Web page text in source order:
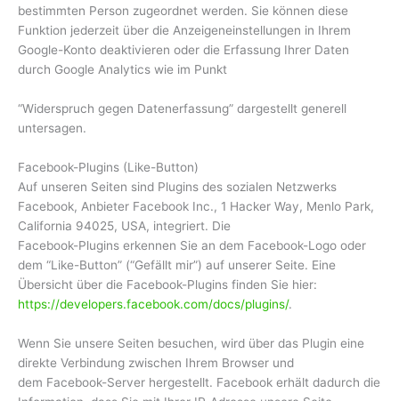
bestimmten Person zugeordnet werden. Sie können diese
Funktion jederzeit über die Anzeigeneinstellungen in Ihrem
Google-Konto deaktivieren oder die Erfassung Ihrer Daten
durch Google Analytics wie im Punkt
“Widerspruch gegen Datenerfassung” dargestellt generell
untersagen.
Facebook-Plugins (Like-Button)
Auf unseren Seiten sind Plugins des sozialen Netzwerks
Facebook, Anbieter Facebook Inc., 1 Hacker Way, Menlo Park,
California 94025, USA, integriert. Die
Facebook-Plugins erkennen Sie an dem Facebook-Logo oder
dem “Like-Button” (“Gefällt mir”) auf unserer Seite. Eine
Übersicht über die Facebook-Plugins finden Sie hier:
https://developers.facebook.com/docs/plugins/.
Wenn Sie unsere Seiten besuchen, wird über das Plugin eine
direkte Verbindung zwischen Ihrem Browser und
dem Facebook-Server hergestellt. Facebook erhält dadurch die